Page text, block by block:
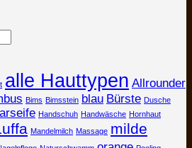
alle Hauttypen Allrounder
Bims Bimsstein blau Bürste Dusche
Handschuh Handwäsche Hornhaut
Mandelmilch Massage milde